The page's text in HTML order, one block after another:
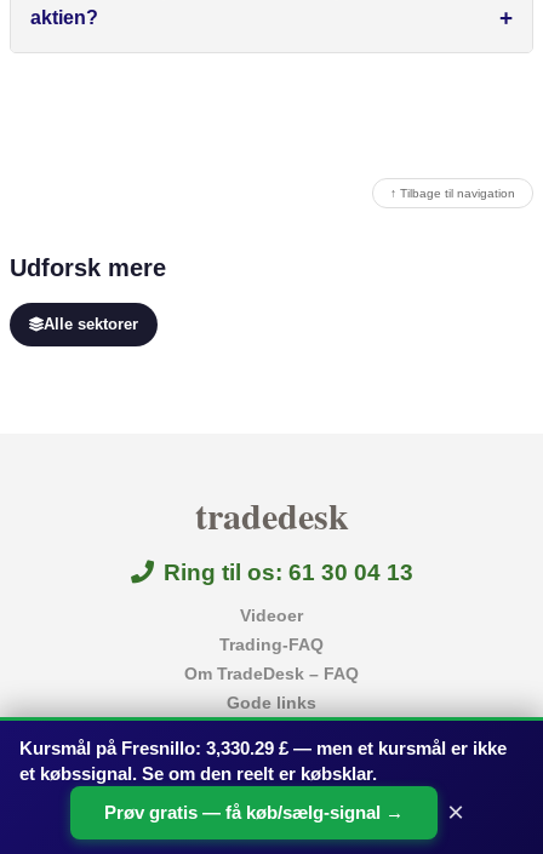
aktien?
↑ Tilbage til navigation
Udforsk mere
Alle sektorer
Kursmål på Fresnillo: 3,330.29 £ — men et kursmål er ikke
et købssignal. Se om den reelt er købsklar.
Prøv gratis — få køb/sælg-signal →
×
tradedesk
Ring til os: 61 30 04 13
Videoer
Trading-FAQ
Om TradeDesk – FAQ
Gode links
Betingelser
Privatlivspolitik
Disclaimer
Tradedesk Sverige